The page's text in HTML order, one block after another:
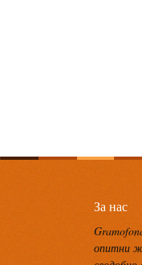
За нас
опитни